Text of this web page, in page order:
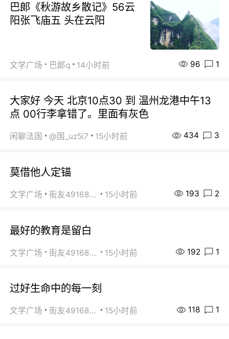
巴郞《秋游故乡散记》56云
阳张飞庙五 头在云阳
文学广场 巴郞q 14小时前 96 1
大家好 今天 北京10点30 到 温州龙港中午13
点 00行李拿错了。里面有灰色
闲聊法国 @国_uz5i7 15小时前 434 3
莫借他人定锚
文学广场 街友49168527 15小时前 193 2
最好的教育是留白
文学广场 街友49168527 15小时前 192 1
过好生命中的每一刻
文学广场 街友49168527 15小时前 118 1